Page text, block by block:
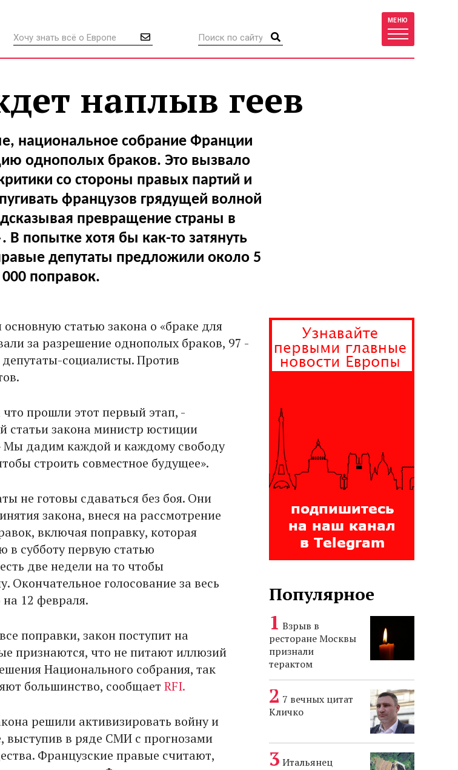
МЕНЮ
наплыв геев
национальное собрание Франции
однополых браков. Это вызвало
со стороны правых партий и
французов грядущей волной
превращение страны в
В попытке хотя бы как-то затянуть
депутаты предложили около 5
000 поправок.
статью закона о «браке для
за разрешение однополых браков, 97 -
социалисты. Против
прошли этот первый этап, -
статьи закона министр юстиции
Мы дадим каждой и каждому свободу
строить совместное будущее».
не готовы сдаваться без боя. Они
закона, внеся на рассмотрение
включая поправку, которая
в субботу первую статью
две недели на то чтобы
Окончательное голосование за весь
12 февраля.
поправки, закон поступит на
признаются, что не питают иллюзий
Национального собрания, так
большинство, сообщает RFI.
решили активизировать войну и
в ряде СМИ с прогнозами
Французские правые считают,
Популярное
Взрыв в
ресторане Москвы
признали
терактом
7 вечных цитат
Кличко
Итальянец